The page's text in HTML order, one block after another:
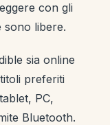
con gli
libere.
sia online
preferiti
PC,
Bluetooth.